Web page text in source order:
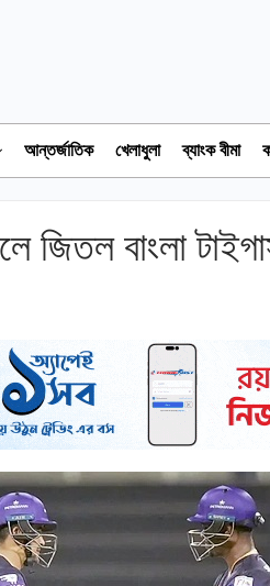
আন্তর্জাতিক খেলাধুলা ব্যাংক বীমা
জিতল বাংলা